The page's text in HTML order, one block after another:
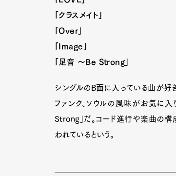
「クラスメイト」
「Over」
「Image」
「足音 〜Be Strong」
シングルのB面に入っている曲が好き
ファンク、ソウルの風味がお気に
Strong」だ。コード進行や楽曲の
われているという。